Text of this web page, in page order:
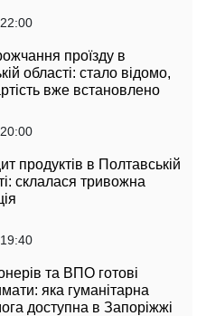
проїзду в
області: стало відомо,
вже встановлено
продуктів в Полтавській
склалася тривожна
та ВПО готові
яка гуманітарна
доступна в Запоріжжі